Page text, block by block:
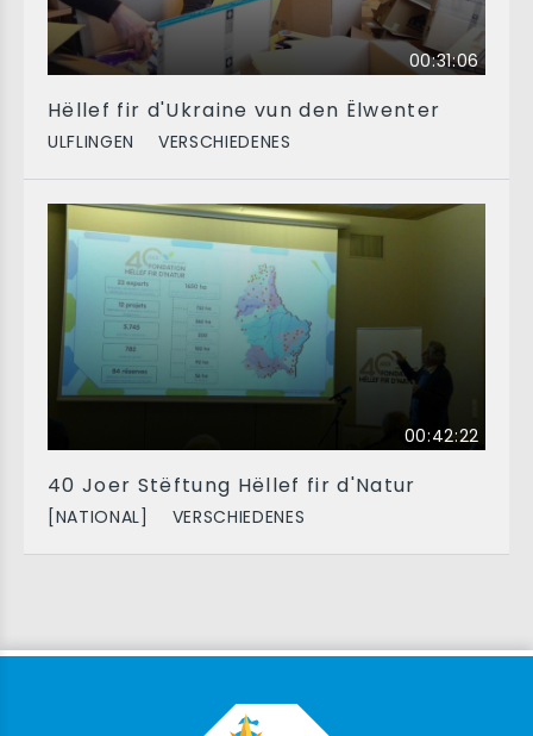
00:31:06
Hëllef fir d'Ukraine vun den Ëlwenter
ULFLINGEN VERSCHIEDENES
00:42:22
40 Joer Stëftung Hëllef fir d'Natur
[NATIONAL] VERSCHIEDENES